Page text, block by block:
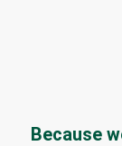
Because